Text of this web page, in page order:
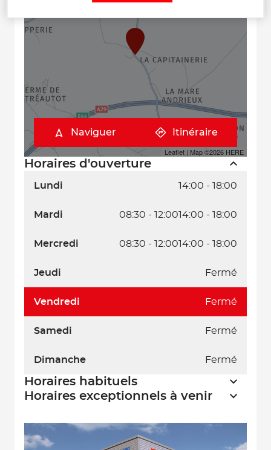
Horaires d'ouverture
Lundi 14:00 - 18:00
Mardi 08:30 - 12:0014:00 - 18:00
Mercredi 08:30 - 12:0014:00 - 18:00
Jeudi Fermé
Vendredi Fermé
Samedi Fermé
Dimanche Fermé
Horaires habituels
Horaires exceptionnels à venir
Leaflet | Map ©2026 HERE
Naviguer Itinéraire